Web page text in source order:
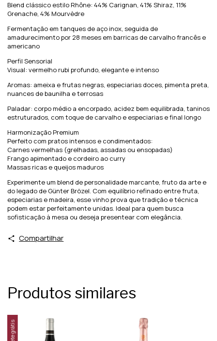
Blend clássico estilo Rhône: 44% Carignan, 41% Shiraz, 11%
Grenache, 4% Mourvèdre
Fermentação em tanques de aço inox, seguida de
amadurecimento por 28 meses em barricas de carvalho francês e
americano
Perfil Sensorial
Visual: vermelho rubi profundo, elegante e intenso
Aromas: ameixa e frutas negras, especiarias doces, pimenta preta,
nuances de baunilha e terrosas
Paladar: corpo médio a encorpado, acidez bem equilibrada, taninos
estruturados, com toque de carvalho e especiarias e final longo
Harmonização Premium
Perfeito com pratos intensos e condimentados:
Carnes vermelhas (grelhadas, assadas ou ensopadas)
Frango apimentado e cordeiro ao curry
Massas ricas e queijos maduros
Experimente um blend de personalidade marcante, fruto da arte e
do legado de Günter Brözel. Com equilíbrio refinado entre fruta,
especiarias e madeira, esse vinho prova que tradição e técnica
podem estar perfeitamente unidas. Ideal para quem busca
sofisticação à mesa ou deseja presentear com elegância.
Compartilhar
Produtos similares
Frete grátis